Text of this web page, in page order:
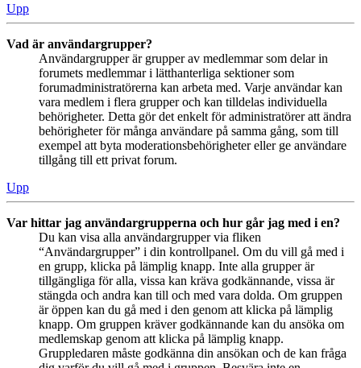
Upp
Vad är användargrupper?
Användargrupper är grupper av medlemmar som delar in
forumets medlemmar i lätthanterliga sektioner som
forumadministratörerna kan arbeta med. Varje användar kan
vara medlem i flera grupper och kan tilldelas individuella
behörigheter. Detta gör det enkelt för administratörer att ändra
behörigheter för många användare på samma gång, som till
exempel att byta moderationsbehörigheter eller ge användare
tillgång till ett privat forum.
Upp
Var hittar jag användargrupperna och hur går jag med i en?
Du kan visa alla användargrupper via fliken
“Användargrupper” i din kontrollpanel. Om du vill gå med i
en grupp, klicka på lämplig knapp. Inte alla grupper är
tillgängliga för alla, vissa kan kräva godkännande, vissa är
stängda och andra kan till och med vara dolda. Om gruppen
är öppen kan du gå med i den genom att klicka på lämplig
knapp. Om gruppen kräver godkännande kan du ansöka om
medlemskap genom att klicka på lämplig knapp.
Gruppledaren måste godkänna din ansökan och de kan fråga